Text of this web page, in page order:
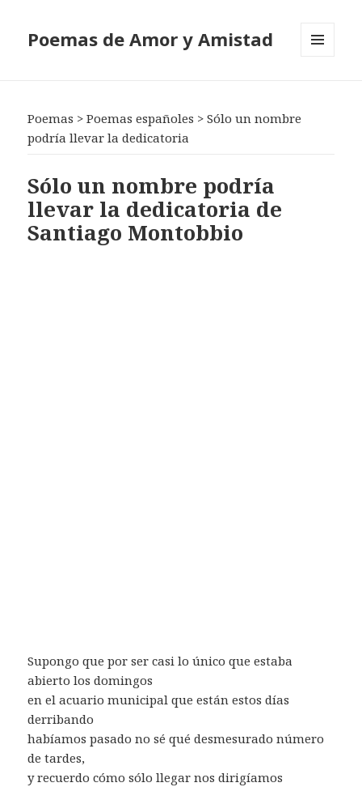
Poemas de Amor y Amistad
Poemas >Poemas españoles >Sólo un nombre
podría llevar la dedicatoria
Sólo un nombre podría
llevar la dedicatoria de
Santiago Montobbio
Supongo que por ser casi lo único que estaba
abierto los domingos
en el acuario municipal que están estos días
derribando
habíamos pasado no sé qué desmesurado número
de tardes,
y recuerdo cómo sólo llegar nos dirigíamos